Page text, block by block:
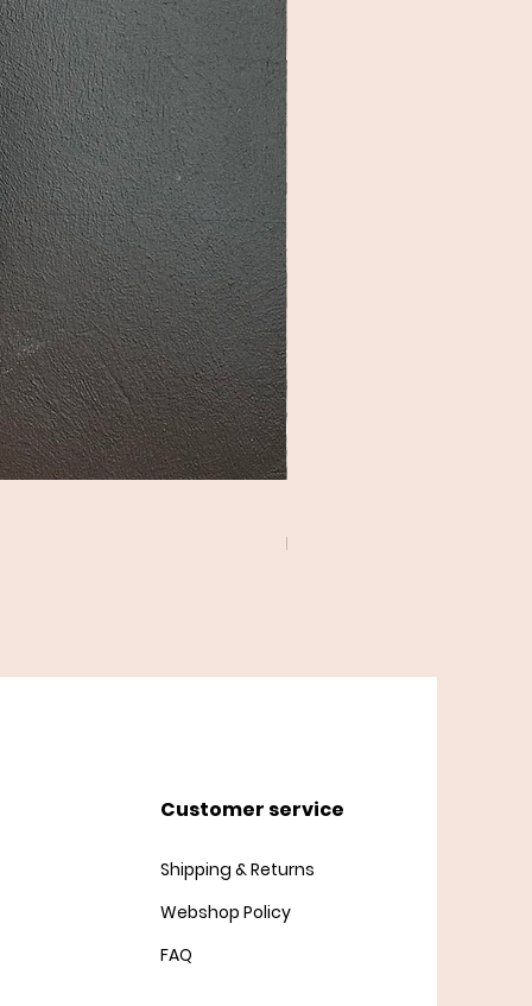
Price
DKK 45.00
Customer service
Shipping & Returns
Webshop Policy
FAQ